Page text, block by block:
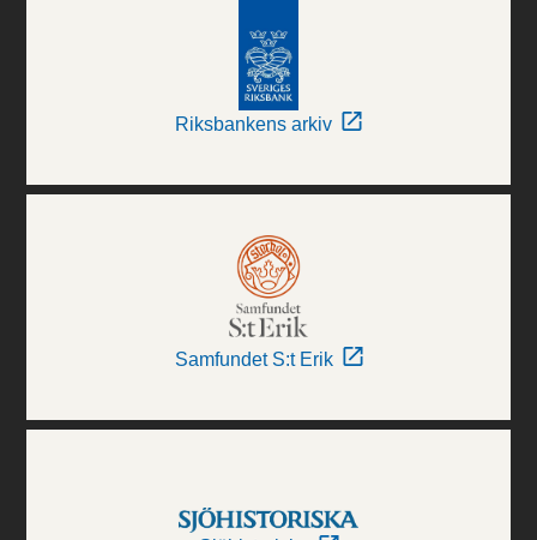
Riksbankens arkiv
Samfundet S:t Erik